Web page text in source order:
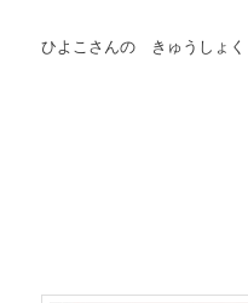
ひよこさんの きゅうしょく